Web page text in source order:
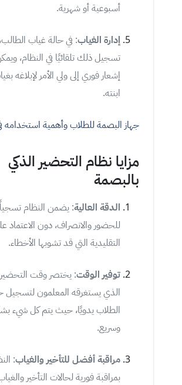
أسبوعية أو شهرية.
إدارة الغياب: في حالة غياب
تسجيل ذلك تلقائيًا في النظام،
إشعار فوري إلى ولي الأمر لإبلاغه
ابنته.
جهاز البصمة للطلاب وأهمية استخدامه
مزايا نظام التحضير الذكي
بالبصمة
الدقة العالية: يضمن النظام
للحضور والانصراف، دون الاعتماد
التقليدية التي قد تشوبها الأخطاء.
توفير الوقت: يختصر وقت
الذي يستغرقه المعلمون لتسجيل
الطلاب يدويًا، حيث يتم كل شيء
وسريع.
مراقبة أفضل للتأخير والغياب:
بمراقبة فورية لحالات التأخير